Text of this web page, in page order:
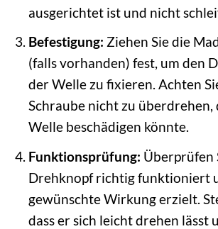
ausgerichtet ist und nicht
Befestigung: Ziehen Sie die
(falls vorhanden) fest, um den
der Welle zu fixieren. Achten
Schraube nicht zu überdrehen,
Welle beschädigen könnte.
Funktionsprüfung: Überprüfen
Drehknopf richtig funktioniert
gewünschte Wirkung erzielt.
dass er sich leicht drehen lässt